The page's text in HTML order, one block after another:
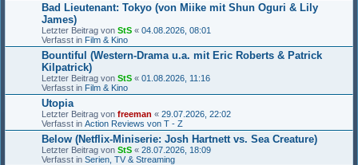
Bad Lieutenant: Tokyo (von Miike mit Shun Oguri & Lily
James)
Letzter Beitrag von StS « 04.08.2026, 08:01
Verfasst in Film & Kino
Bountiful (Western-Drama u.a. mit Eric Roberts & Patrick
Kilpatrick)
Letzter Beitrag von StS « 01.08.2026, 11:16
Verfasst in Film & Kino
Utopia
Letzter Beitrag von freeman « 29.07.2026, 22:02
Verfasst in Action Reviews von T - Z
Below (Netflix-Miniserie: Josh Hartnett vs. Sea Creature)
Letzter Beitrag von StS « 28.07.2026, 18:09
Verfasst in Serien, TV & Streaming